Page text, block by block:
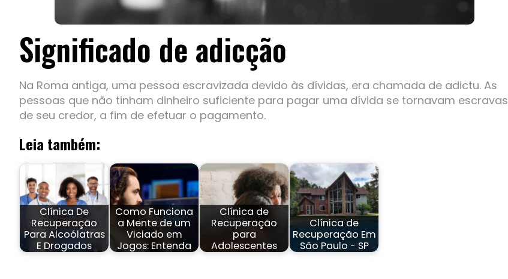
Significado de adicção
Na Roma antiga, uma pessoa escravizada devido às dívidas, era chamada de adictu. As
pessoas que não tinham dinheiro suficiente para pagar uma dívida se tornavam escravas
de seu credor, a fim de efetuar o pagamento.
Leia também:
Clínica De
Recuperação
Para Alcoólatras
E Drogados
Como Funciona
a Mente de um
Viciado em
Jogos: Entenda
Clínica de
Recuperação
para
Adolescentes
Clínica de
Recuperação Em
São Paulo - SP